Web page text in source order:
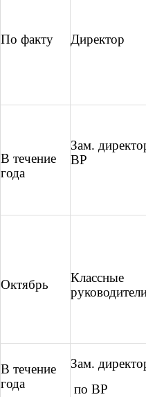
По факту Директор
В течение
года
Зам.
ВР
Октябрь
Классные
В течение
года
Зам.
по ВР